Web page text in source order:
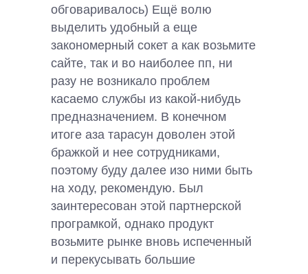
обговаривалось) Ещё волю
выделить удобный а еще
закономерный сокет а как возьмите
сайте, так и во наиболее пп, ни
разу не возникало проблем
касаемо службы из какой-нибудь
предназначением. В конечном
итоге аза тарасун доволен этой
бражкой и нее сотрудниками,
поэтому буду далее изо ними быть
на ходу, рекомендую. Был
заинтересован этой партнерской
програмкой, однако продукт
возьмите рынке вновь испеченный
и перекусывать большие